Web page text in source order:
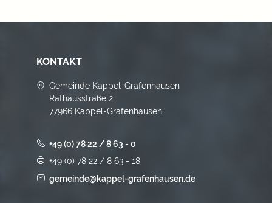
KONTAKT
Gemeinde Kappel-Grafenhausen
Rathausstraße 2
77966 Kappel-Grafenhausen
+49 (0) 78 22 / 8 63 - 0
+49 (0) 78 22 / 8 63 - 18
gemeinde@kappel-grafenhausen.de